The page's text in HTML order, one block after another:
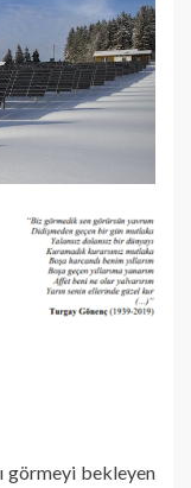
görmeyi bekleyen